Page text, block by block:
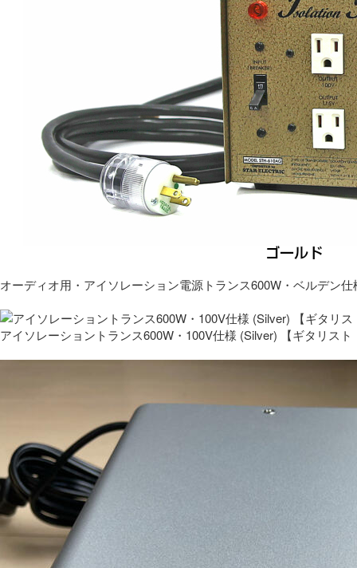
オーディオ用・アイソレーション電源トランス600W・ベルデン仕
アイソレーショントランス600W・100V仕様 (Silver) 【ギタリス